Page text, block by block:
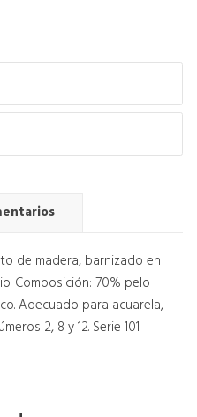
de madera, barnizado en
Composición: 70% pelo
Adecuado para acuarela,
2, 8 y 12. Serie 101.